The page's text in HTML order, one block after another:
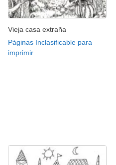
Vieja casa extraña
Páginas Inclasificable para
imprimir